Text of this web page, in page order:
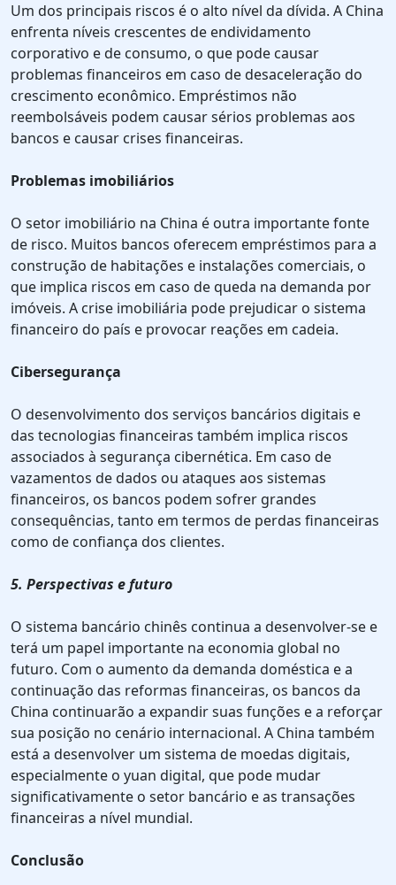
Um dos principais riscos é o alto nível da dívida. A China
enfrenta níveis crescentes de endividamento
corporativo e de consumo, o que pode causar
problemas financeiros em caso de desaceleração do
crescimento econômico. Empréstimos não
reembolsáveis podem causar sérios problemas aos
bancos e causar crises financeiras.
Problemas imobiliários
O setor imobiliário na China é outra importante fonte
de risco. Muitos bancos oferecem empréstimos para a
construção de habitações e instalações comerciais, o
que implica riscos em caso de queda na demanda por
imóveis. A crise imobiliária pode prejudicar o sistema
financeiro do país e provocar reações em cadeia.
Cibersegurança
O desenvolvimento dos serviços bancários digitais e
das tecnologias financeiras também implica riscos
associados à segurança cibernética. Em caso de
vazamentos de dados ou ataques aos sistemas
financeiros, os bancos podem sofrer grandes
consequências, tanto em termos de perdas financeiras
como de confiança dos clientes.
5. Perspectivas e futuro
O sistema bancário chinês continua a desenvolver-se e
terá um papel importante na economia global no
futuro. Com o aumento da demanda doméstica e a
continuação das reformas financeiras, os bancos da
China continuarão a expandir suas funções e a reforçar
sua posição no cenário internacional. A China também
está a desenvolver um sistema de moedas digitais,
especialmente o yuan digital, que pode mudar
significativamente o setor bancário e as transações
financeiras a nível mundial.
Conclusão